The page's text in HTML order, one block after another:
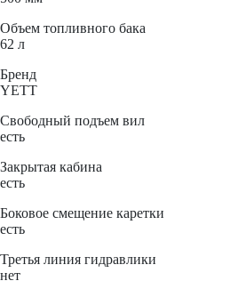
Объем топливного бака
62 л
Бренд
YETT
Свободный подъем вил
есть
Закрытая кабина
есть
Боковое смещение каретки
есть
Третья линия гидравлики
нет